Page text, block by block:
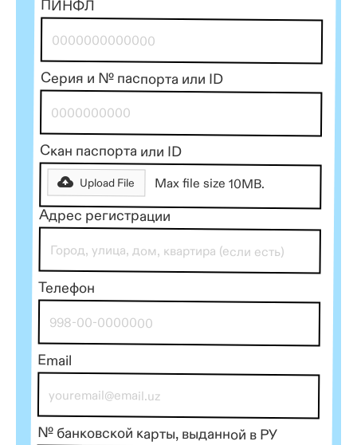
ПИНФЛ
Серия и № паспорта или ID
Скан паспорта или ID
Upload File Max file size 10MB.
Адрес регистрации
Телефон
Email
№ банковской карты, выданной в РУ